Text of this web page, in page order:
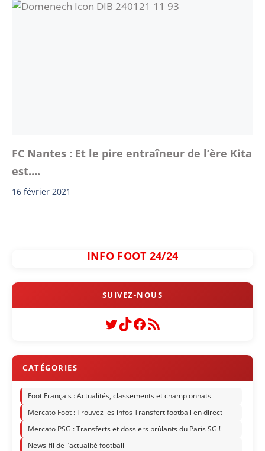
FC Nantes : Et le pire entraîneur de l’ère Kita
est….
16 février 2021
INFO FOOT 24/24
Twitter
TikTok
Facebook
Flux RSS
Foot Français : Actualités, classements et championnats
Mercato Foot : Trouvez les infos Transfert football en direct
Mercato PSG : Transferts et dossiers brûlants du Paris SG !
News-fil de l’actualité football